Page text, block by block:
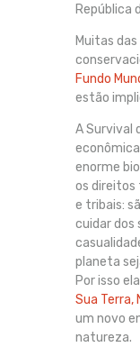
República
Muitas
Fundo
estão
A Survival
enorme
os direitos
e tribais:
cuidar dos
planeta
Por isso
Sua Terra,
um novo
natureza.